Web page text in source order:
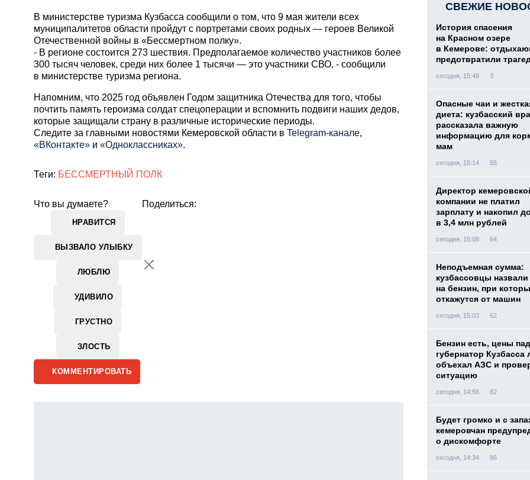
В министерстве туризма Кузбасса сообщили о том, что 9 мая жители всех
муниципалитетов области пройдут с портретами своих родных — героев Великой
Отечественной войны в «Бессмертном полку».
- В регионе состоится 273 шествия. Предполагаемое количество участников более
300 тысяч человек, среди них более 1 тысячи — это участники СВО, - сообщили
в министерстве туризма региона.
Напомним, что 2025 год объявлен Годом защитника Отечества для того, чтобы
почтить память героизма солдат спецоперации и вспомнить подвиги наших дедов,
которые защищали страну в различные исторические периоды.
Cледите за главными новостями Кемеровской области в Telegram-канале,
«ВКонтакте» и «Одноклассниках».
Теги: БЕССМЕРТНЫЙ ПОЛК
Что вы думаете?
НРАВИТСЯ
ВЫЗВАЛО УЛЫБКУ
ЛЮБЛЮ
УДИВИЛО
ГРУСТНО
ЗЛОСТЬ
Поделиться:
КОММЕНТИРОВАТЬ
СВЕЖИЕ
История спасения
на Красном озере
в Кемерове:
предотвратили
сегодня, 15:48 3
Опасные чаи и
диета: кузбасский
рассказала важную
информацию для
мам
сегодня, 15:14 55
Директор
компании не платил
зарплату и накопил
в 3,4 млн рублей
сегодня, 15:08 64
Неподъемная сумма:
кузбассовцы
на бензин, при
откажутся от машин
сегодня, 15:03 62
Бензин есть, цены
губернатор Кузбасса
объехал АЗС и
ситуацию
сегодня, 14:56 82
Будет громко и с
кемеровчан
о дискомфорте
сегодня, 14:34 86